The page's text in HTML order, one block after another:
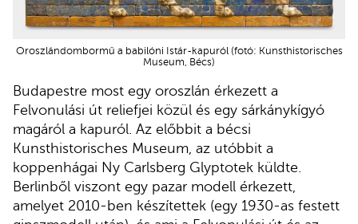
Oroszlándombormű a babilóni Istár-kapuról (fotó: Kunsthistorisches
Museum, Bécs)
Budapestre most egy oroszlán érkezett a
Felvonulási út reliefjei közül és egy sárkánykígyó
magáról a kapuról. Az előbbit a bécsi
Kunsthistorisches Museum, az utóbbit a
koppenhágai Ny Carlsberg Glyptotek küldte.
Berlinből viszont egy pazar modell érkezett,
amelyet 2010-ben készítettek (egy 1930-as festett